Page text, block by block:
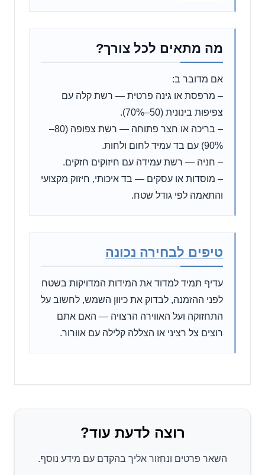
מה מתאים לכל צורך?
אם מדובר ב:
– מרפסת או גינה פרטית — רשת קלה עם
צפיפות בינונית (50–70%).
– בריכה או חצר פתוחה — רשת צפופה (80–
90%) עם בד עמיד לחום ולחות.
– חניה — רשת עמידה עם חיזוקים חזקים.
– מוסדות או עסקים — בד איכותי, חיזוק מקצועי
והתאמה לפי גודל שטח.
טיפים לבחירה נכונה
עדיף תמיד למדוד את המידות המדויקות בשטח
לפני ההזמנה, לבדוק את כיוון השמש, לחשוב על
התחזוקה ועל האווירה הרצויה — האם אתם
רוצים צל רציני או הצללה קלילה עם אוורור.
רוצה לדעת עוד?
השאר פרטים ונחזור אליך בהקדם עם מידע נוסף.